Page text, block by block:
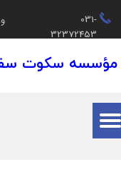
031-
32372453
حساب کاربری من
تغییر گذر واژه
سفارشات
خروج از حساب کاربری
مؤسسه سکوت